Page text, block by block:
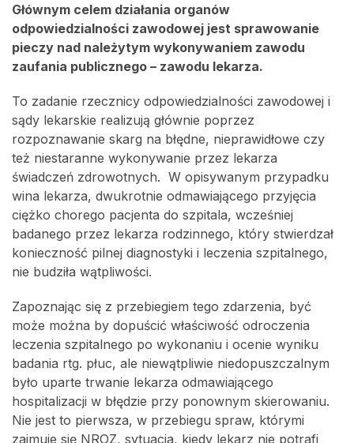
Głównym celem działania organów
odpowiedzialności zawodowej jest sprawowanie
pieczy nad należytym wykonywaniem zawodu
zaufania publicznego – zawodu lekarza.
To zadanie rzecznicy odpowiedzialności zawodowej i
sądy lekarskie realizują głównie poprzez
rozpoznawanie skarg na błędne, nieprawidłowe czy
też niestaranne wykonywanie przez lekarza
świadczeń zdrowotnych. W opisywanym przypadku
wina lekarza, dwukrotnie odmawiającego przyjęcia
ciężko chorego pacjenta do szpitala, wcześniej
badanego przez lekarza rodzinnego, który stwierdzał
konieczność pilnej diagnostyki i leczenia szpitalnego,
nie budziła wątpliwości.
Zapoznając się z przebiegiem tego zdarzenia, być
może można by dopuścić właściwość odroczenia
leczenia szpitalnego po wykonaniu i ocenie wyniku
badania rtg. płuc, ale niewątpliwie niedopuszczalnym
było uparte trwanie lekarza odmawiającego
hospitalizacji w błędzie przy ponownym skierowaniu.
Nie jest to pierwsza, w przebiegu spraw, którymi
zajmuje się NROZ, sytuacja, kiedy lekarz nie potrafi